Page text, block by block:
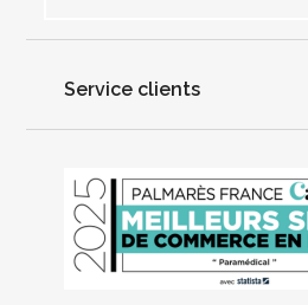
Service clients